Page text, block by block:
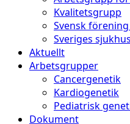
Kvalitetsgrupp
Svensk
Sveriges
Aktuellt
Arbetsgrupper
Cancergenetik
Kardiogenetik
Pediatrisk
Dokument